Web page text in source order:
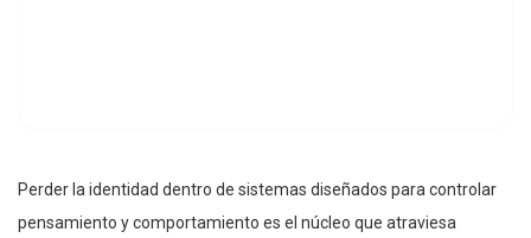
Perder la identidad dentro de sistemas diseñados para controlar
pensamiento y comportamiento es el núcleo que atraviesa